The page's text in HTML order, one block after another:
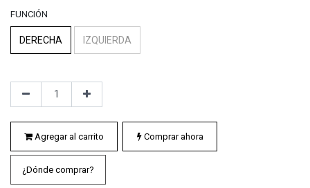
FUNCIÓN
DERECHA IZQUIERDA
Agregar al carrito Comprar ahora
¿Dónde comprar?